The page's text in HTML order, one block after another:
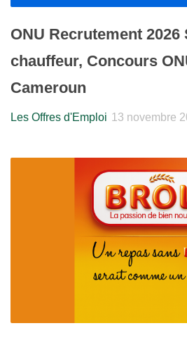
ONU Recrutement 2026
chauffeur, Concours
Cameroun
Les Offres d'Emploi 13 novembre